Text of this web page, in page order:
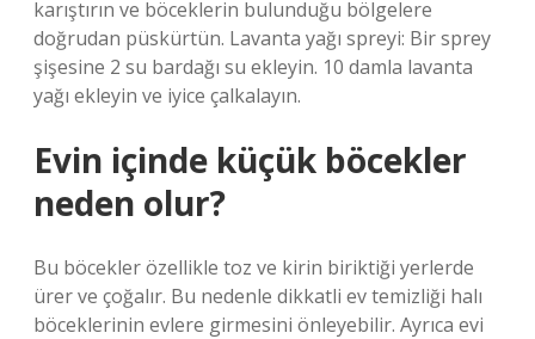
karıştırın ve böceklerin bulunduğu bölgelere
doğrudan püskürtün. Lavanta yağı spreyi: Bir sprey
şişesine 2 su bardağı su ekleyin. 10 damla lavanta
yağı ekleyin ve iyice çalkalayın.
Evin içinde küçük böcekler
neden olur?
Bu böcekler özellikle toz ve kirin biriktiği yerlerde
ürer ve çoğalır. Bu nedenle dikkatli ev temizliği halı
böceklerinin evlere girmesini önleyebilir. Ayrıca evi